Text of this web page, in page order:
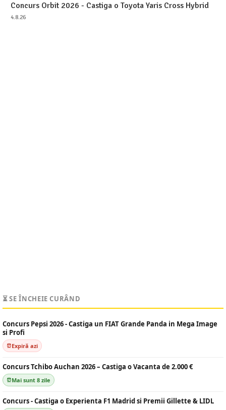
Concurs Orbit 2026 - Castiga o Toyota Yaris Cross Hybrid
4.8.26
⏳ SE ÎNCHEIE CURÂND
Concurs Pepsi 2026 - Castiga un FIAT Grande Panda in Mega Image
si Profi
Expiră azi
Concurs Tchibo Auchan 2026 – Castiga o Vacanta de 2.000 €
Mai sunt 8 zile
Concurs - Castiga o Experienta F1 Madrid si Premii Gillette & LIDL